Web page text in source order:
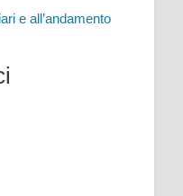
e all’andamento